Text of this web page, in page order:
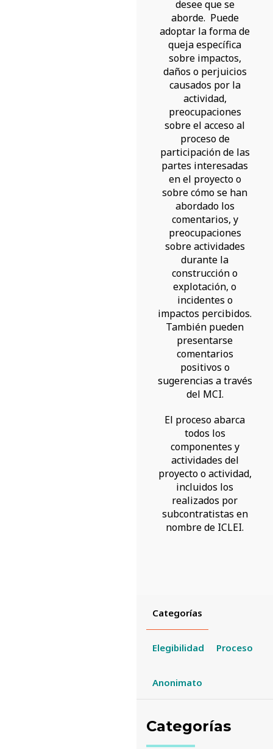
desee que se
aborde. Puede
adoptar la forma de
queja específica
sobre impactos,
daños o perjuicios
causados por la
actividad,
preocupaciones
sobre el acceso al
proceso de
participación de las
partes interesadas
en el proyecto o
sobre cómo se han
abordado los
comentarios, y
preocupaciones
sobre actividades
durante la
construcción o
explotación, o
incidentes o
impactos percibidos.
También pueden
presentarse
comentarios
positivos o
sugerencias a través
del MCI.
El proceso abarca
todos los
componentes y
actividades del
proyecto o actividad,
incluidos los
realizados por
subcontratistas en
nombre de ICLEI.
Categorías
Elegibilidad Proceso
Anonimato
Categorías